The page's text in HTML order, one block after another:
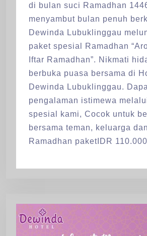
di bulan suci Ramadhan
menyambut bulan penuh
Dewinda Lubuklinggau
paket spesial Ramadhan
Iftar Ramadhan”. Nikmati
berbuka puasa bersama di
Dewinda Lubuklinggau.
pengalaman istimewa
spesial kami, Cocok untuk
bersama teman, keluarga
Ramadhan paketIDR